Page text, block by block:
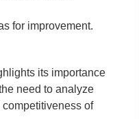
for improvement.
its importance
need to analyze
of